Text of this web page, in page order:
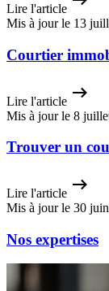
Lire l'article
Mis à jour le 13
Courtier
Lire l'article
Mis à jour le 8
Trouver un
Lire l'article
Mis à jour le 30
Nos expertises